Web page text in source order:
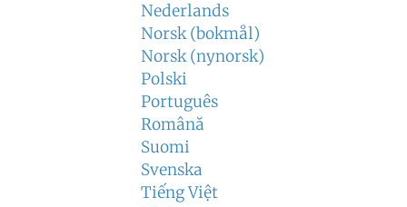
Nederlands
Norsk (bokmål)
Norsk (nynorsk)
Polski
Português
Română
Suomi
Svenska
Tiếng Việt